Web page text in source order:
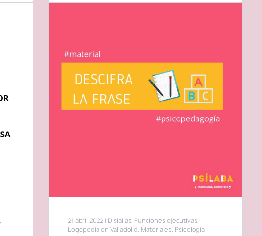
,
21 abril 2022| Dislalias, Funciones ejecutivas,
Logopedia en Valladolid, Materiales, Psicología